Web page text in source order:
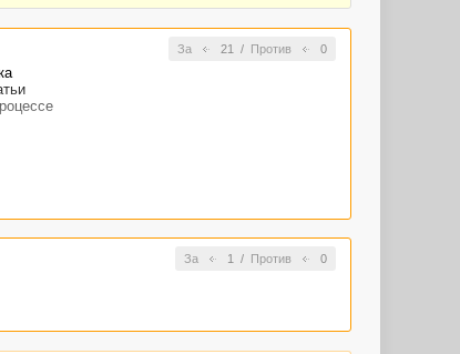
За 21 / Против 0
За 1 / Против 0